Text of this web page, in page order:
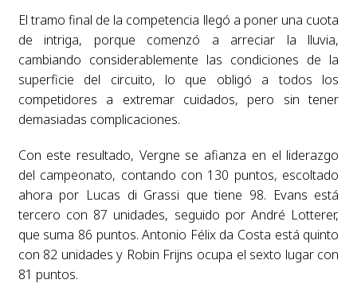
El tramo final de la competencia llegó a poner una cuota
de intriga, porque comenzó a arreciar la lluvia,
cambiando considerablemente las condiciones de la
superficie del circuito, lo que obligó a todos los
competidores a extremar cuidados, pero sin tener
demasiadas complicaciones.
Con este resultado, Vergne se afianza en el liderazgo
del campeonato, contando con 130 puntos, escoltado
ahora por Lucas di Grassi que tiene 98. Evans está
tercero con 87 unidades, seguido por André Lotterer,
que suma 86 puntos. Antonio Félix da Costa está quinto
con 82 unidades y Robin Frijns ocupa el sexto lugar con
81 puntos.